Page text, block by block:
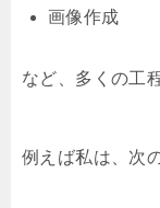
画像作成
など、多くの工
例えば私は、次